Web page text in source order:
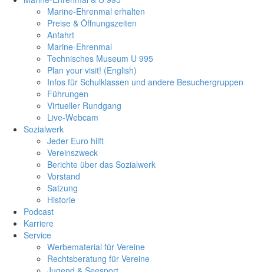
Marine-Ehrenmal erhalten
Preise & Öffnungszeiten
Anfahrt
Marine-Ehrenmal
Technisches Museum U 995
Plan your visit! (English)
Infos für Schulklassen und andere Besuchergruppen
Führungen
Virtueller Rundgang
Live-Webcam
Sozialwerk
Jeder Euro hilft
Vereinszweck
Berichte über das Sozialwerk
Vorstand
Satzung
Historie
Podcast
Karriere
Service
Werbematerial für Vereine
Rechtsberatung für Vereine